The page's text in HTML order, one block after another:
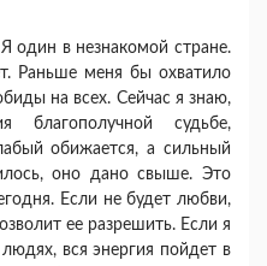
один в незнакомой стране.
Раньше меня бы охватило
на всех. Сейчас я знаю,
благо­получной судьбе,
обижается, а сильный
оно дано свыше. Это
Если не будет любви,
ее разрешить. Если я
вся энергия пойдет в